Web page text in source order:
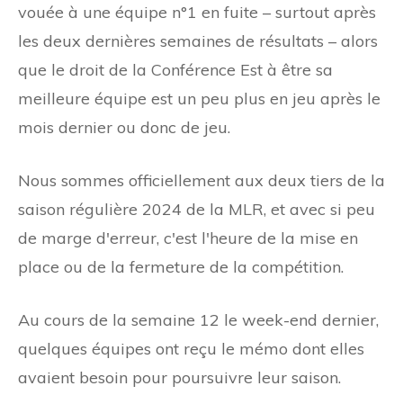
vouée à une équipe n°1 en fuite – surtout après
les deux dernières semaines de résultats – alors
que le droit de la Conférence Est à être sa
meilleure équipe est un peu plus en jeu après le
mois dernier ou donc de jeu.
Nous sommes officiellement aux deux tiers de la
saison régulière 2024 de la MLR, et avec si peu
de marge d'erreur, c'est l'heure de la mise en
place ou de la fermeture de la compétition.
Au cours de la semaine 12 le week-end dernier,
quelques équipes ont reçu le mémo dont elles
avaient besoin pour poursuivre leur saison.